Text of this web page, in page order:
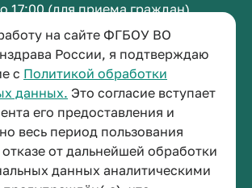
на сайте ФГБОУ ВО
России, я подтверждаю
с Политикой обработки
данных. Это согласие вступает
его предоставления и
весь период пользования
от дальнейшей обработки
данных аналитическими
17:00 (для приема граждан)
05
площадь Павших Борцов, зд. 1,
17.00 (перерыв с 12.30 до 13.00)